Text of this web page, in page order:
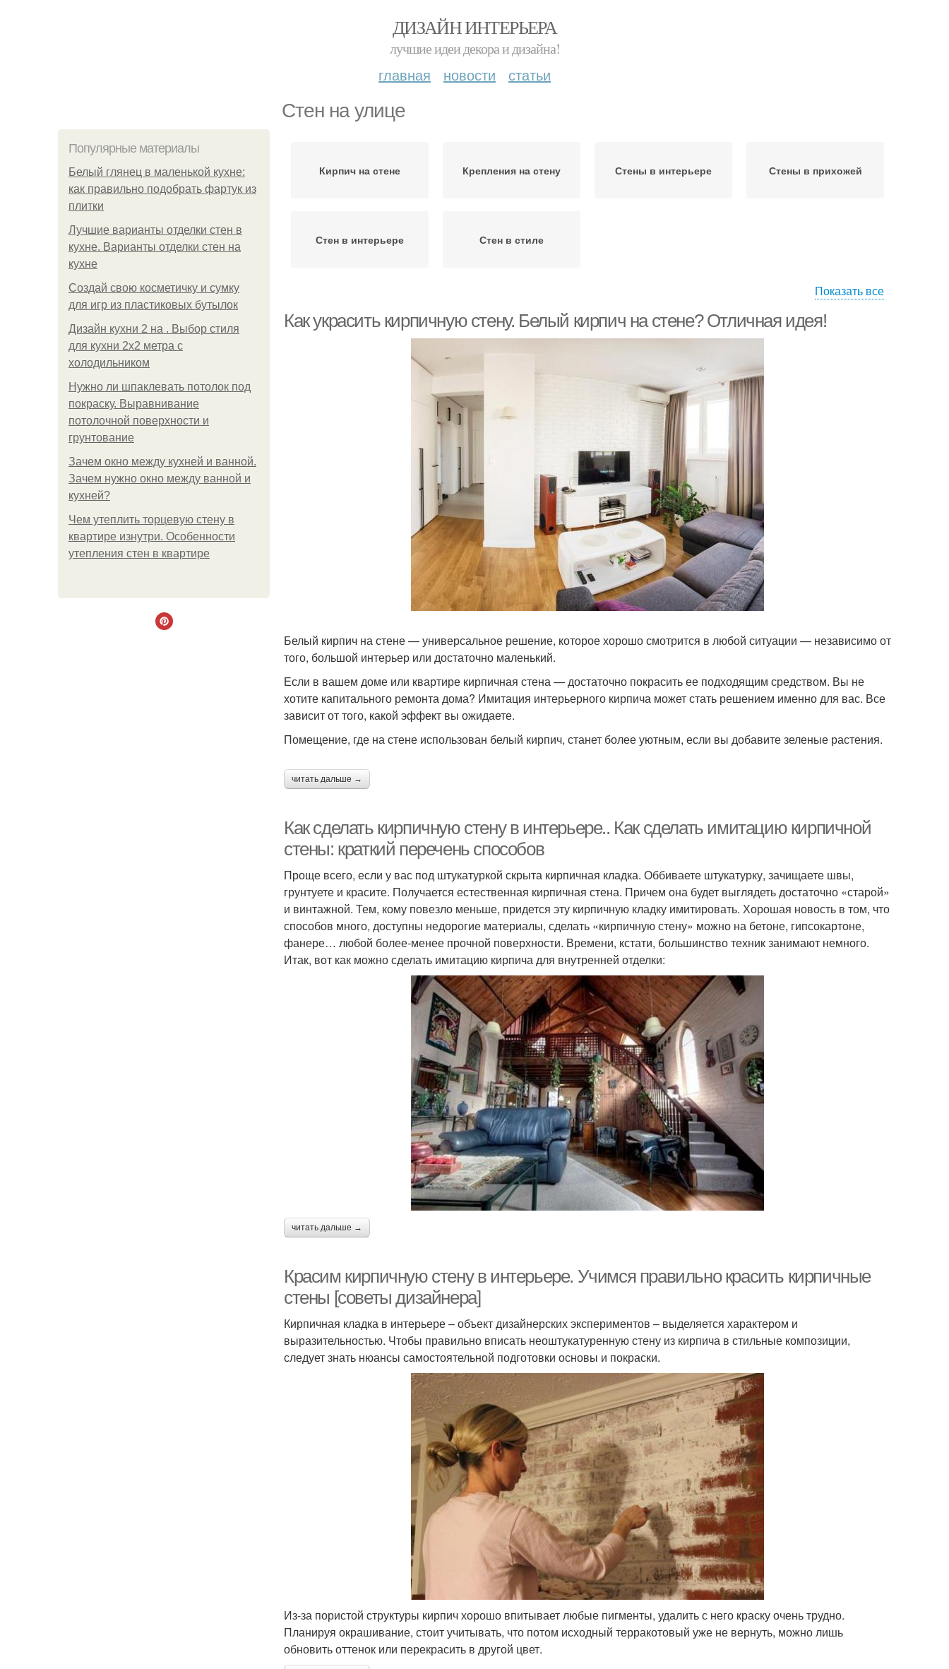
ДИЗАЙН ИНТЕРЬЕРА
лучшие идеи декора и дизайна!
главная новости статьи
Стен на улице
Популярные материалы
Белый глянец в маленькой кухне:
как правильно подобрать фартук из
плитки
Лучшие варианты отделки стен в
кухне. Варианты отделки стен на
кухне
Создай свою косметичку и сумку
для игр из пластиковых бутылок
Дизайн кухни 2 на . Выбор стиля
для кухни 2х2 метра с
холодильником
Нужно ли шпаклевать потолок под
покраску. Выравнивание
потолочной поверхности и
грунтование
Зачем окно между кухней и ванной.
Зачем нужно окно между ванной и
кухней?
Чем утеплить торцевую стену в
квартире изнутри. Особенности
утепления стен в квартире
Кирпич на стене Крепления на стену Стены в интерьере Стены в прихожей
Стен в интерьере Стен в стиле
Показать все
Как украсить кирпичную стену. Белый кирпич на стене? Отличная идея!
Белый кирпич на стене — универсальное решение, которое хорошо смотрится в любой ситуации — независимо от
того, большой интерьер или достаточно маленький.
Если в вашем доме или квартире кирпичная стена — достаточно покрасить ее подходящим средством. Вы не
хотите капитального ремонта дома? Имитация интерьерного кирпича может стать решением именно для вас. Все
зависит от того, какой эффект вы ожидаете.
Помещение, где на стене использован белый кирпич, станет более уютным, если вы добавите зеленые растения.
читать дальше →
Как сделать кирпичную стену в интерьере.. Как сделать имитацию кирпичной
стены: краткий перечень способов
Проще всего, если у вас под штукатуркой скрыта кирпичная кладка. Оббиваете штукатурку, зачищаете швы,
грунтуете и красите. Получается естественная кирпичная стена. Причем она будет выглядеть достаточно «старой»
и винтажной. Тем, кому повезло меньше, придется эту кирпичную кладку имитировать. Хорошая новость в том, что
способов много, доступны недорогие материалы, сделать «кирпичную стену» можно на бетоне, гипсокартоне,
фанере… любой более-менее прочной поверхности. Времени, кстати, большинство техник занимают немного.
Итак, вот как можно сделать имитацию кирпича для внутренней отделки:
читать дальше →
Красим кирпичную стену в интерьере. Учимся правильно красить кирпичные
стены [советы дизайнера]
Кирпичная кладка в интерьере – объект дизайнерских экспериментов – выделяется характером и
выразительностью. Чтобы правильно вписать неоштукатуренную стену из кирпича в стильные композиции,
следует знать нюансы самостоятельной подготовки основы и покраски.
Из-за пористой структуры кирпич хорошо впитывает любые пигменты, удалить с него краску очень трудно.
Планируя окрашивание, стоит учитывать, что потом исходный терракотовый уже не вернуть, можно лишь
обновить оттенок или перекрасить в другой цвет.